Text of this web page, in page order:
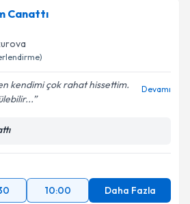
randevu almanız için bir takvim
posta ile bilgilendireceğiz.
ve kişisel verilerimin belirtilen
Talebini Gönder
Canattı
kendimi çok rahat hissettim.
10:00 Daha Fazla